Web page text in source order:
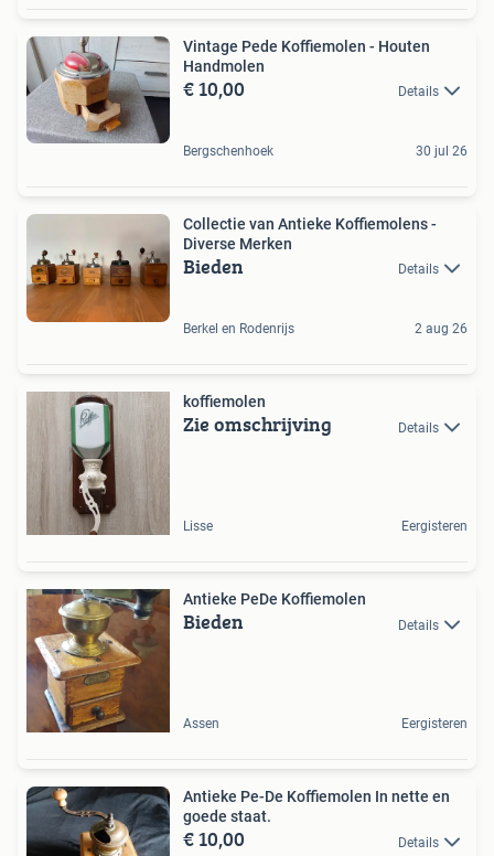
Vintage Pede Koffiemolen - Houten
Handmolen
€ 10,00 Details
Bergschenhoek 30 jul 26
Collectie van Antieke Koffiemolens -
Diverse Merken
Bieden Details
Berkel en Rodenrijs 2 aug 26
koffiemolen
Zie omschrijving Details
Lisse Eergisteren
Antieke PeDe Koffiemolen
Bieden Details
Assen Eergisteren
Antieke Pe-De Koffiemolen In nette en
goede staat.
€ 10,00 Details